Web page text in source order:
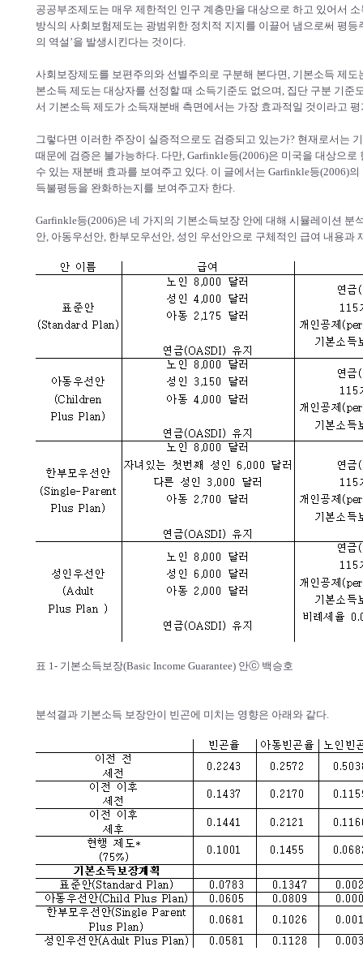
공공부조제도는 매우 제한적인 인구 계층만을 대상으로 하고 있어서
방식의 사회보험제도는 광범위한 정치적 지지를 이끌어 냄으로써 평
의 역설’을 발생시킨다는 것이다.
사회보장제도를 보편주의와 선별주의로 구분해 본다면, 기본소득 제
본소득 제도는 대상자를 선정할 때 소득기준도 없으며, 집단 구분 기준
서 기본소득 제도가 소득재분배 측면에서는 가장 효과적일 것이라고
그렇다면 이러한 주장이 실증적으로도 검증되고 있는가? 현재로서는
때문에 검증은 불가능하다. 다만, Garfinkle등(2006)은 미국을 대상으
수 있는 재분배 효과를 보여주고 있다. 이 글에서는 Garfinkle등(2006)
득불평등을 완화하는지를 보여주고자 한다.
Garfinkle등(2006)은 네 가지의 기본소득보장 안에 대해 시뮬레이션
안, 아동우선안, 한부모우선안, 성인 우선안으로 구체적인 급여 내용과
표 1- 기본소득보장(Basic Income Guarantee) 안ⓒ 백승호
분석결과 기본소득 보장안이 빈곤에 미치는 영향은 아래와 같다.